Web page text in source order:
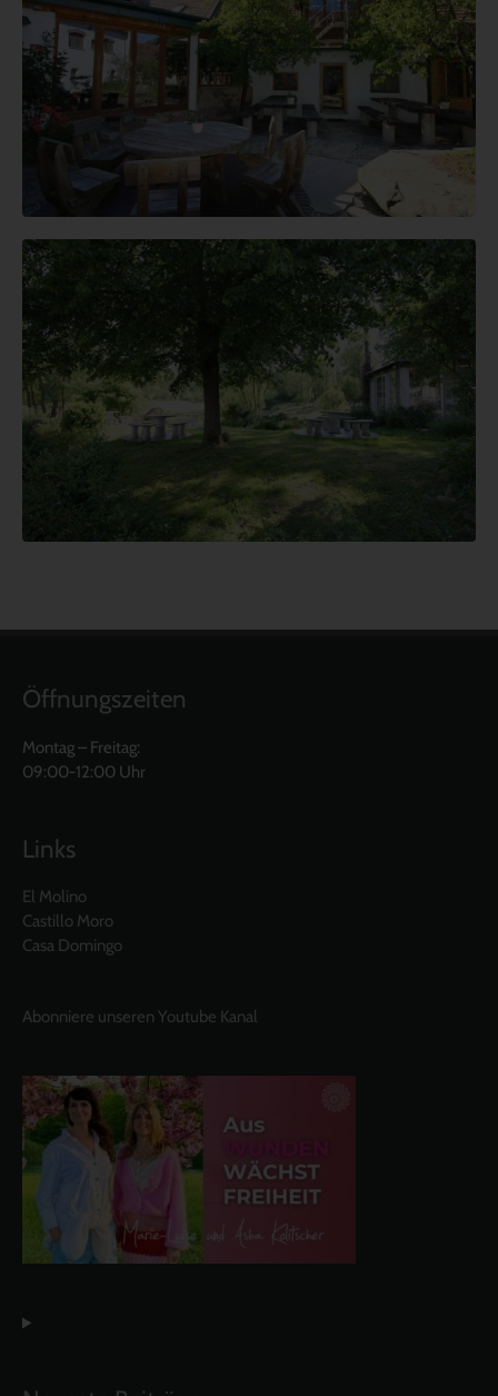
Öffnungszeiten
Montag – Freitag:
09:00-12:00 Uhr
Links
El Molino
Castillo Moro
Casa Domingo
Abonniere unseren Youtube Kanal